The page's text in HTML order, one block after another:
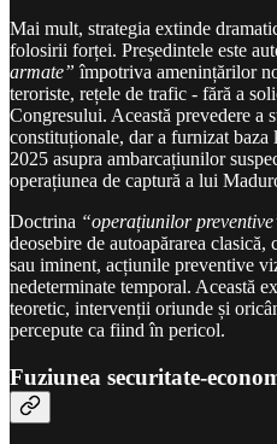
Mai mult, strategia extinde
folosirii forței. Președintele este
armate” împotriva amenințărilor
teroriste, rețele de trafic - fără a
Congresului. Această prevedere a
constituționale, dar a furnizat
2025 asupra ambarcațiunilor
operațiunea de captură a lui
Doctrina “operațiunilor
deosebire de autoapărarea clasică,
sau iminent, acțiunile preventive
nedeterminate temporal. Această
teoretic, intervenții oriunde și
percepute ca fiind în pericol.
Fuziunea securitate-